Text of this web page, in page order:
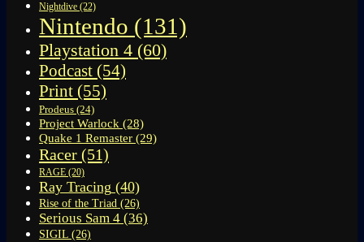
Nightdive (22)
Nintendo (131)
Playstation 4 (60)
Podcast (54)
Print (55)
Prodeus (24)
Project Warlock (28)
Quake 1 Remaster (29)
Racer (51)
RAGE (20)
Ray Tracing (40)
Rise of the Triad (26)
Serious Sam 4 (36)
SIGIL (26)